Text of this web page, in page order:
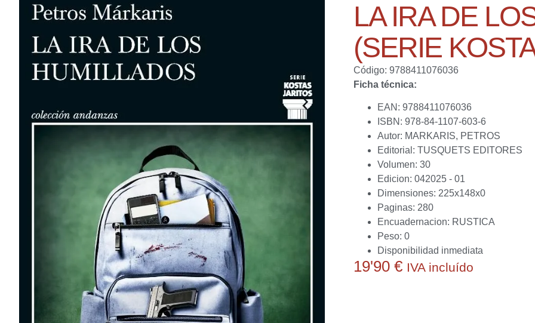
LA IRA DE
(SERIE
Código: 9788411076036
Ficha técnica:
EAN: 9788411076036
ISBN: 978-84-1107-603-6
Autor: MARKARIS, PETROS
Editorial: TUSQUETS EDITORES
Volumen: 30
Edicion: 042025 - 01
Dimensiones: 225x148x0
Paginas: 280
Encuadernacion: RUSTICA
Peso: 0
Disponibilidad inmediata
19'90 € IVA incluído